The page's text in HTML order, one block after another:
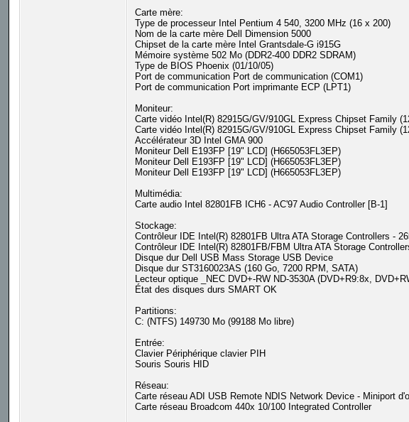
Carte mère:
Type de processeur Intel Pentium 4 540, 3200 MHz (16 x 200)
Nom de la carte mère Dell Dimension 5000
Chipset de la carte mère Intel Grantsdale-G i915G
Mémoire système 502 Mo (DDR2-400 DDR2 SDRAM)
Type de BIOS Phoenix (01/10/05)
Port de communication Port de communication (COM1)
Port de communication Port imprimante ECP (LPT1)
Moniteur:
Carte vidéo Intel(R) 82915G/GV/910GL Express Chipset Family
Carte vidéo Intel(R) 82915G/GV/910GL Express Chipset Family
Accélérateur 3D Intel GMA 900
Moniteur Dell E193FP [19" LCD] (H665053FL3EP)
Moniteur Dell E193FP [19" LCD] (H665053FL3EP)
Moniteur Dell E193FP [19" LCD] (H665053FL3EP)
Multimédia:
Carte audio Intel 82801FB ICH6 - AC'97 Audio Controller [B-1]
Stockage:
Contrôleur IDE Intel(R) 82801FB Ultra ATA Storage Controllers -
Contrôleur IDE Intel(R) 82801FB/FBM Ultra ATA Storage
Disque dur Dell USB Mass Storage USB Device
Disque dur ST3160023AS (160 Go, 7200 RPM, SATA)
Lecteur optique _NEC DVD+-RW ND-3530A (DVD+R9:8x,
État des disques durs SMART OK
Partitions:
C: (NTFS) 149730 Mo (99188 Mo libre)
Entrée:
Clavier Périphérique clavier PIH
Souris Souris HID
Réseau:
Carte réseau ADI USB Remote NDIS Network Device - Miniport
Carte réseau Broadcom 440x 10/100 Integrated Controller